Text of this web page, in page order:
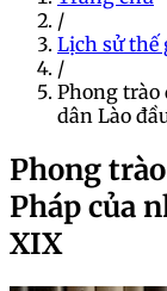
/
Lịch sử thế
/
Phong trào
dân Lào
Phong
Pháp của
XIX